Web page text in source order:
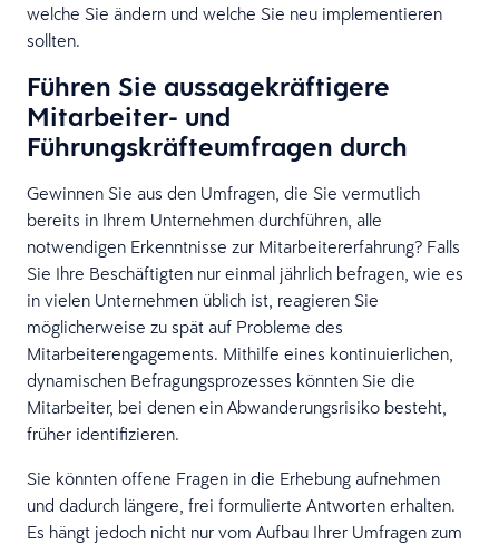
welche Sie ändern und welche Sie neu implementieren
sollten.
Führen Sie aussagekräftigere
Mitarbeiter- und
Führungskräfteumfragen durch
Gewinnen Sie aus den Umfragen, die Sie vermutlich
bereits in Ihrem Unternehmen durchführen, alle
notwendigen Erkenntnisse zur Mitarbeitererfahrung? Falls
Sie Ihre Beschäftigten nur einmal jährlich befragen, wie es
in vielen Unternehmen üblich ist, reagieren Sie
möglicherweise zu spät auf Probleme des
Mitarbeiterengagements. Mithilfe eines kontinuierlichen,
dynamischen Befragungsprozesses könnten Sie die
Mitarbeiter, bei denen ein Abwanderungsrisiko besteht,
früher identifizieren.
Sie könnten offene Fragen in die Erhebung aufnehmen
und dadurch längere, frei formulierte Antworten erhalten.
Es hängt jedoch nicht nur vom Aufbau Ihrer Umfragen zum